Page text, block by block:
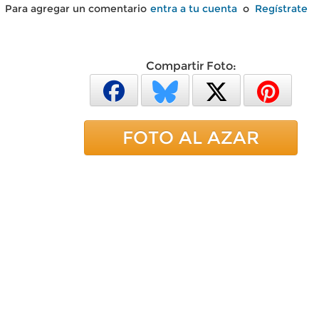
Para agregar un comentario entra a tu cuenta o Regístrate
Compartir Foto:
FOTO AL AZAR